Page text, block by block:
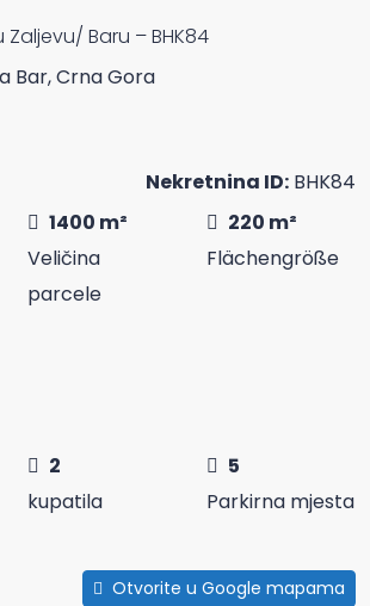
Baru – BHK84
Bar, Crna Gora
Nekretnina ID: BHK84
1400 m²
Veličina
parcele
220 m²
Flächengröße
2
kupatila
5
Parkirna mjesta
Otvorite u Google mapama